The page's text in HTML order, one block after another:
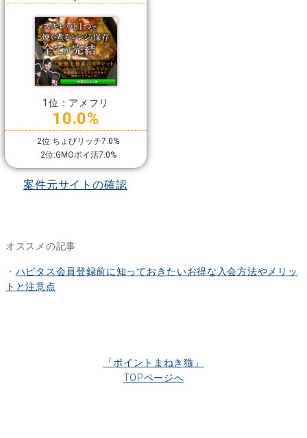
1位：アメフリ
10.0%
2位:ちょびリッチ7.0%
2位:GMOポイ活7.0%
案件元サイトの確認
オススメの記事
・ ハピタス会員登録前に知っておきたいお得な入会方法やメリッ
トと注意点
「ポイントまねき猫」
TOPページへ